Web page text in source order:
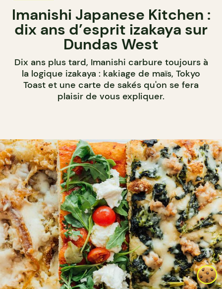
Imanishi Japanese Kitchen :
dix ans d’esprit izakaya sur
Dundas West
Dix ans plus tard, Imanishi carbure toujours à
la logique izakaya : kakiage de maïs, Tokyo
Toast et une carte de sakés qu'on se fera
plaisir de vous expliquer.